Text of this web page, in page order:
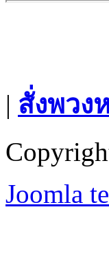
| สั่งพวง
Joomla